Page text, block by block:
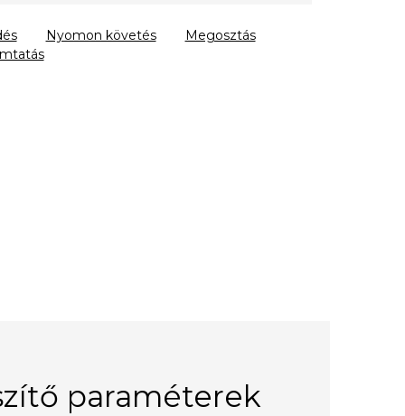
Nyomon követés Megosztás
paraméterek